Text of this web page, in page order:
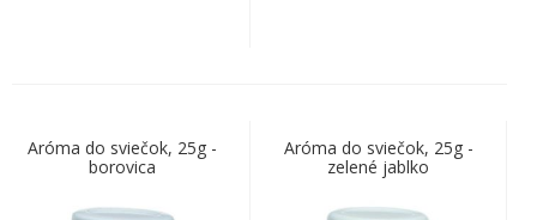
Aróma do sviečok, 25g -
borovica
Aróma do sviečok, 25g -
zelené jablko